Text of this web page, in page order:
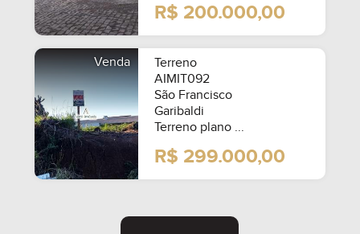
R$ 200.000,00
Venda
Terreno
AIMIT092
São Francisco
Garibaldi
Terreno plano ...
R$ 299.000,00